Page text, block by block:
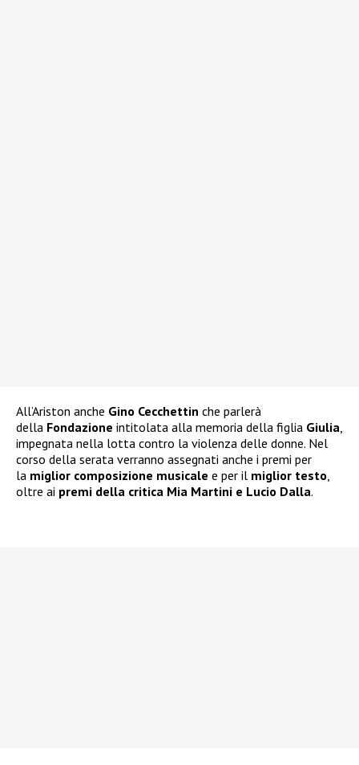
All’Ariston anche Gino Cecchettin che parlerà
della Fondazione intitolata alla memoria della figlia Giulia,
impegnata nella lotta contro la violenza delle donne. Nel
corso della serata verranno assegnati anche i premi per
la miglior composizione musicale e per il miglior testo,
oltre ai premi della critica Mia Martini e Lucio Dalla.